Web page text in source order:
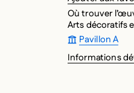
Où trouver
Arts décoratifs
Pavillon A
Informations